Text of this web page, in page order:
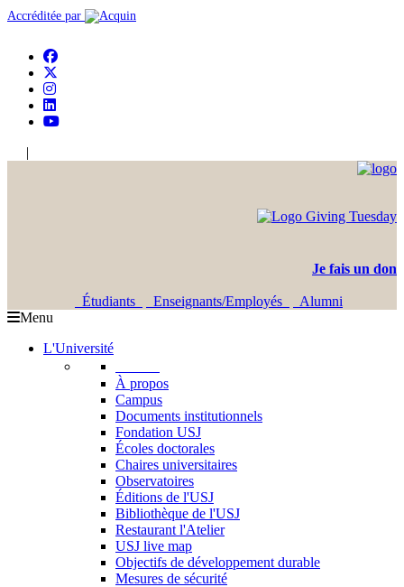
Accréditée par
|
Je fais un don
Étudiants Enseignants/Employés
Alumni
Menu
L'Université
À propos
Campus
Documents institutionnels
Fondation USJ
Écoles doctorales
Chaires universitaires
Observatoires
Éditions de l'USJ
Bibliothèque de l'USJ
Restaurant l'Atelier
USJ live map
Objectifs de développement durable
Mesures de sécurité